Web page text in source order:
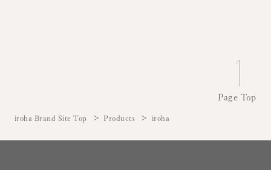
Page Top
iroha Brand Site Top Products iroha